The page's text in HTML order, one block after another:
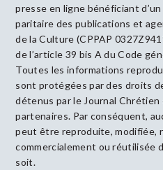
presse en ligne bénéficiant
paritaire des publications et
de la Culture (CPPAP
de l’article 39 bis A du Code
Toutes les informations
sont protégées par des droits
détenus par le Journal Chrétien
partenaires. Par conséquent,
peut être reproduite, modifiée,
commercialement ou réutilisée
soit.